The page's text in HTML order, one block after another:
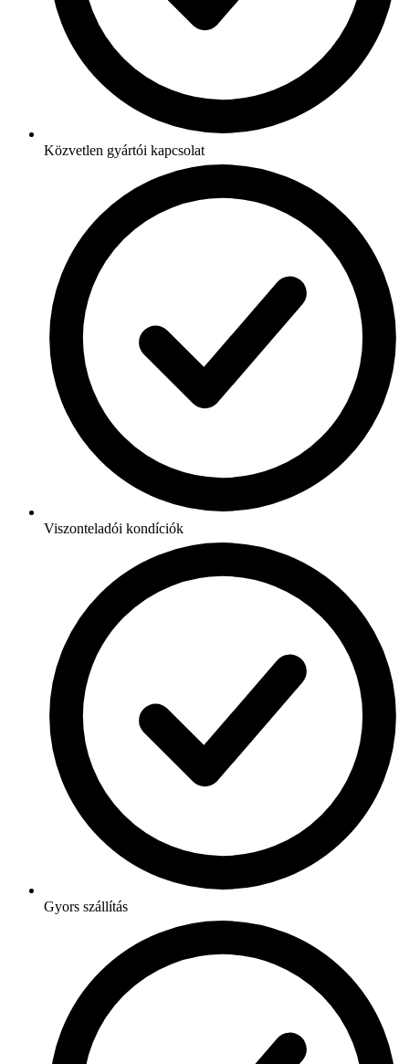
Közvetlen gyártói kapcsolat
Viszonteladói kondíciók
Gyors szállítás